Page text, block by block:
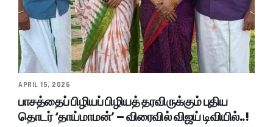
APRIL 15, 2026
பாசத்தைப் பிழியப் பிழியத் தரவிருக்கும் புதிய
தொடர் ‘தாய்மாமன்’ – விரைவில் விஜய் டிவியில்..!